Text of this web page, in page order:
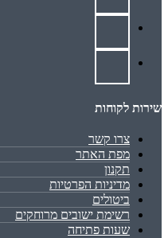
שירות לקוחות
צרו קשר
מפת האתר
תקנון
מדיניות הפרטיות
ביטולים
רשימת ישובים מרוחקים
שעות פתיחה